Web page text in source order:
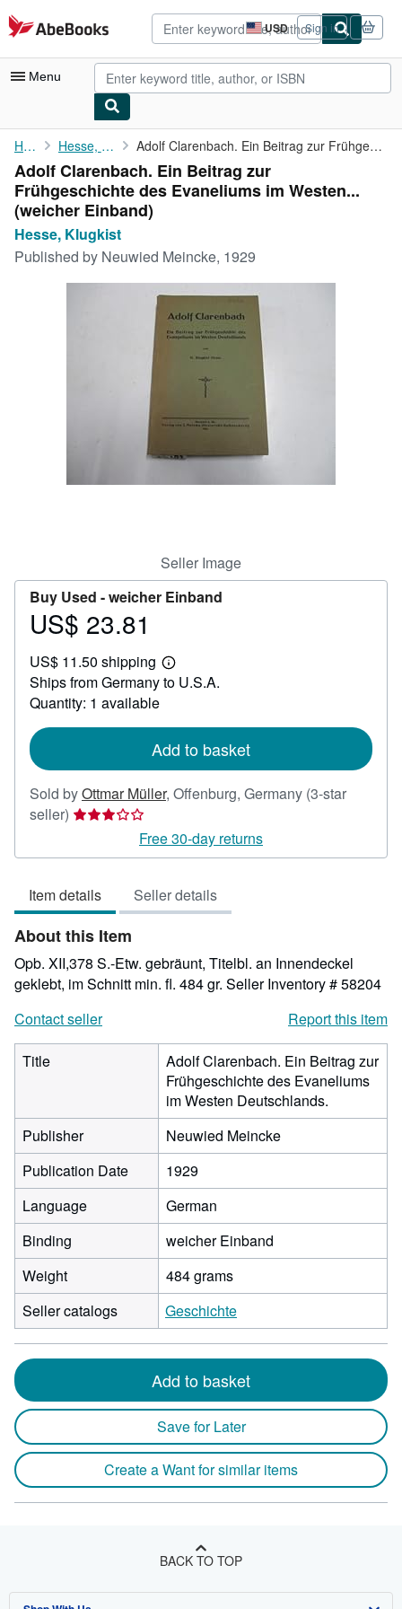
Skip to main content
AbeBooks.com USD
Site
shopping
preferences
Sign in
Menu
My Account
My Purchases
Advanced Search
Browse Collections
CLOSE
Home Hesse, Klugkist Adolf Clarenbach. Ein Beitrag zur Frühgeschichte des Evaneliums ...
Adolf Clarenbach. Ein Beitrag zur
Frühgeschichte des Evaneliums im Westen...
(weicher Einband)
Hesse, Klugkist
Published by Neuwied Meincke, 1929
Seller Image
Buy Used -weicher Einband
Price
23.81
US$ 23.81
US$ 11.50 shipping
Learn
more
Ships from Germany to U.S.A.
Quantity: 1 available
Add to basket
Sold byOttmar Müller, Offenburg, Germany (3-star
seller) Seller
3
of
5
stars
Free 30-day returns
Item details Seller details
About this Item
Opb. XII,378 S.-Etw. gebräunt, Titelbl. an Innendeckel
geklebt, im Schnitt min. fl. 484 gr. Seller Inventory # 58204
Contact seller
Report this item
Title
Adolf Clarenbach. Ein Beitrag zur
Frühgeschichte des Evaneliums
im Westen Deutschlands.
Publisher
Neuwied Meincke
Publication Date
1929
Language
German
Binding
weicher Einband
Weight
484 grams
Seller catalogs
Geschichte
Add to basket
Save for Later
Create a Want for similar items
BACK TO TOP